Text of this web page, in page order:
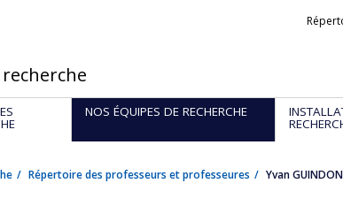
recherche
NOS ÉQUIPES DE RECHERCHE
Répertoire des professeurs et professeures Yvan GUINDON